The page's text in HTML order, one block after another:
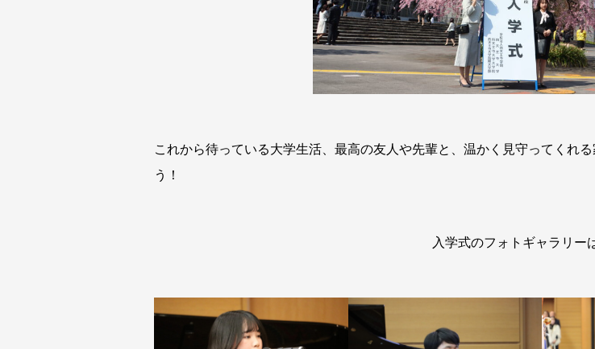
これから待っている大学生活、最高の友人や先輩と、温かく見守ってくれ
う！
入学式のフォトギャラリー